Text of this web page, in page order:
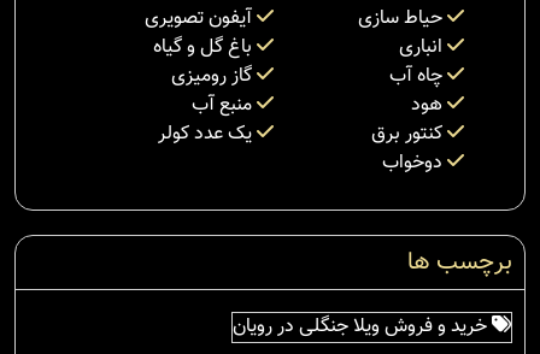
حیاط سازی
آیفون تصویری
انباری
باغ گل و گیاه
چاه آب
گاز رومیزی
هود
منبع آب
کنتور برق
یک عدد کولر
دوخواب
برچسب ها
خرید و فروش ویلا جنگلی در رویان